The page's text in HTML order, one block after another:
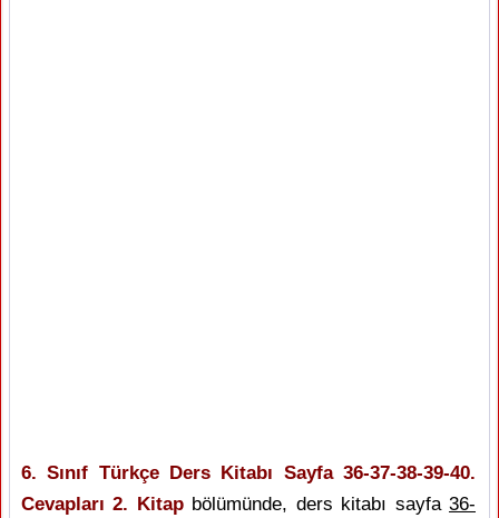
6. Sınıf Türkçe Ders Kitabı Sayfa 36-37-38-39-40.
Cevapları 2. Kitapbölümünde, ders kitabı sayfa36-